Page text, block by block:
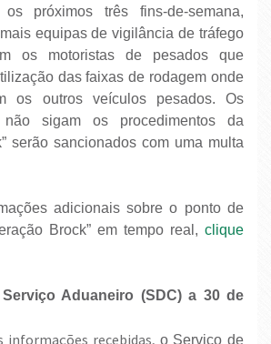
próximos três fins-de-semana,
equipas de vigilância de tráfego
os motoristas de pesados que
das faixas de rodagem onde
os outros veículos pesados. Os
não sigam os procedimentos da
serão sancionados com uma multa
adicionais sobre o ponto de
Brock” em tempo real, clique
Aduaneiro (SDC) a 30 de
informações recebidas, o Serviço de